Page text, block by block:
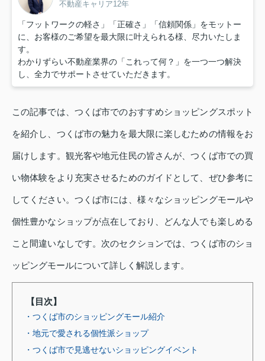
不動産キャリア12年
「フットワークの軽さ」「正確さ」「信頼関係」をモットー
に、お客様のご希望を最大限に叶えられる様、尽力いたしま
す。
わかりずらい不動産業界の「これって何？」を一つ一つ解決
し、全力でサポートさせていただきます。
この記事では、つくば市でのおすすめショッピングスポット
を紹介し、つくば市の魅力を最大限に楽しむための情報をお
届けします。観光客や地元住民の皆さんが、つくば市での買
い物体験をより充実させるためのガイドとして、ぜひ参考に
してください。つくば市には、様々なショッピングモールや
個性豊かなショップが点在しており、どんな人でも楽しめる
こと間違いなしです。次のセクションでは、つくば市のショ
ッピングモールについて詳しく解説します。
【目次】
・つくば市のショッピングモール紹介
・地元で愛される個性派ショップ
・つくば市で見逃せないショッピングイベント